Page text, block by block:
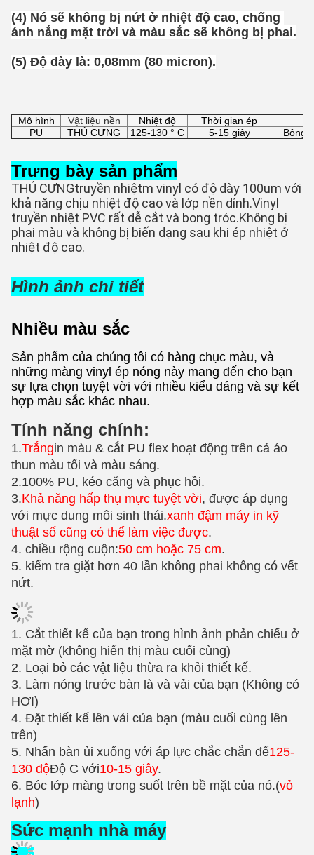
(4) Nó sẽ không bị nứt ở nhiệt độ cao, chống
ánh nắng mặt trời và màu sắc sẽ không bị phai.
(5) Độ dày là: 0,08mm (80 micron).
Mô hình Vật liệu nền Nhiệt độ
Thời gian ép
PU
THÚ CƯNG 125-130 ° C 5-15 giây Bông,
Trưng bày sản phẩm
THÚ CƯNGtruyền nhiệtm vinyl có độ dày 100um với
khả năng chịu nhiệt độ cao và lớp nền dính.Vinyl
truyền nhiệt PVC rất dễ cắt và bong tróc.Không bị
phai màu và không bị biến dạng sau khi ép nhiệt ở
nhiệt độ cao.
Hình ảnh chi tiết